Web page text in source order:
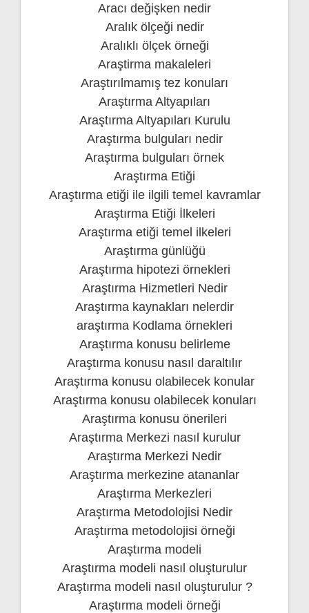
Aracı değişken nedir
Aralık ölçeği nedir
Aralıklı ölçek örneği
Araştirma makaleleri
Araştırılmamış tez konuları
Araştırma Altyapıları
Araştırma Altyapıları Kurulu
Araştırma bulguları nedir
Araştırma bulguları örnek
Araştırma Etiği
Araştırma etiği ile ilgili temel kavramlar
Araştırma Etiği İlkeleri
Araştırma etiği temel ilkeleri
Araştırma günlüğü
Araştırma hipotezi örnekleri
Araştırma Hizmetleri Nedir
Araştırma kaynakları nelerdir
araştırma Kodlama örnekleri
Araştırma konusu belirleme
Araştırma konusu nasıl daraltılır
Araştırma konusu olabilecek konular
Araştırma konusu olabilecek konuları
Araştırma konusu önerileri
Araştırma Merkezi nasıl kurulur
Araştırma Merkezi Nedir
Araştırma merkezine atananlar
Araştırma Merkezleri
Araştırma Metodolojisi Nedir
Araştırma metodolojisi örneği
Araştırma modeli
Araştırma modeli nasıl oluşturulur
Araştırma modeli nasıl oluşturulur ?
Araştırma modeli örneği